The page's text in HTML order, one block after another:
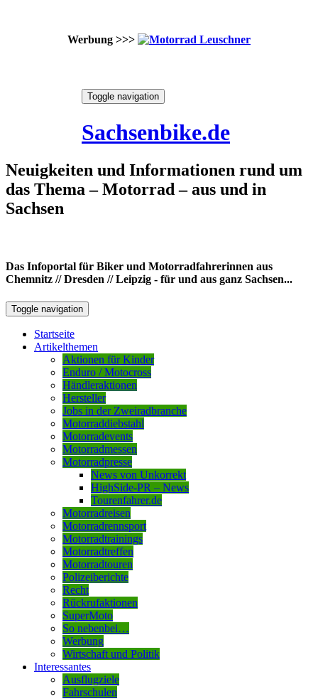
Werbung >>>
Toggle navigation
Sachsenbike.de
Neuigkeiten und Informationen rund um
das Thema – Motorrad – aus und in
Sachsen
Das Infoportal für Biker und Motorradfahrerinnen aus
Chemnitz // Dresden // Leipzig - für und aus ganz Sachsen...
Toggle navigation
Startseite
Artikelthemen
Aktionen für Kinder
Enduro / Motocross
Händleraktionen
Hersteller
Jobs in der Zweiradbranche
Motorraddiebstahl
Motorradevents
Motorradmessen
Motorradpresse
News von Unkorrekt
HighSide-PR – News
Tourenfahrer.de
Motorradreisen
Motorradrennsport
Motorradtrainings
Motorradtreffen
Motorradtouren
Polizeiberichte
Recht
Rückrufaktionen
SuperMoto
So nebenbei…
Werbung
Wirtschaft und Politik
Interessantes
Ausflugziele
Fahrschulen